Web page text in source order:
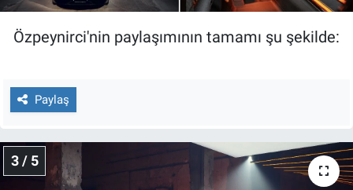
Özpeynirci'nin paylaşımının tamamı şu şekilde:
Paylaş
3 / 5
Yerel Gündem
Yerel Yaşam
Canlı Yayın